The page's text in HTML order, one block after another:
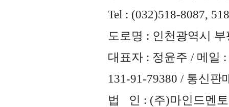
Tel : (032)518-8087,
도로명 : 인천광역시
대표자 : 정윤주 / 메일 :
131-91-79380 / 통신판
법 인 : (주)마인드멘토